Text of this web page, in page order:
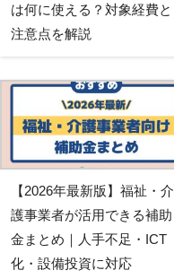
は何に使える？対象経費と
注意点を解説
【2026年最新版】福祉・介
護事業者が活用できる補助
金まとめ｜人手不足・ICT
化・設備投資に対応